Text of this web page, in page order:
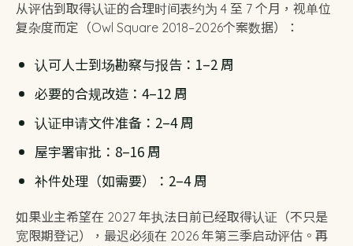
从评估到取得认证的合理时间表约为 4 至 7 个月，视单位
复杂度而定（Owl Square 2018–2026个案数据）：
认可人士到场勘察与报告：1–2 周
必要的合规改造：4–12 周
认证申请文件准备：2–4 周
屋宇署审批：8–16 周
补件处理（如需要）：2–4 周
如果业主希望在 2027 年执法日前已经取得认证（不只是
宽限期登记），最迟必须在 2026 年第三季启动评估。再